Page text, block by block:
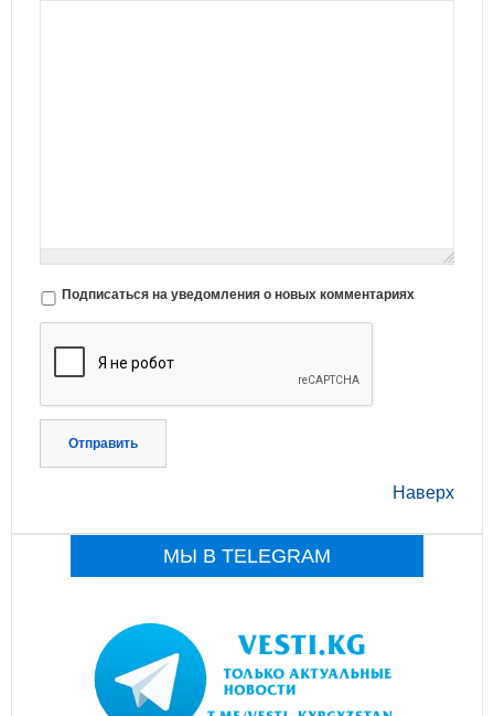
Подписаться на уведомления о новых комментариях
Отправить
Наверх
МЫ В TELEGRAM